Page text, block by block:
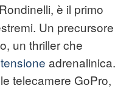
è il primo
Un precursore
un thriller che
adrenalinica.
telecamere GoPro,